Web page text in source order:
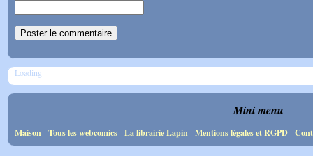
Loading
Mini menu
Maison-Tous les webcomics-La librairie Lapin-Mentions légales et RGPD-